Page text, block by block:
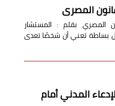
المصري
المصري بقلم : المستشار
بساطة تعني أن شخصًا تعدى
المدني أمام